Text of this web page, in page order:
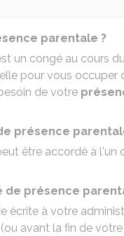
parentale ?
un congé au cours
pour vous occuper
de votre
présence
être accordé à l'un
de présence
écrite à votre
avant la fin de